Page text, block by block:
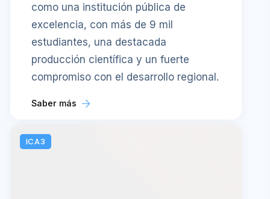
como una institución pública de
excelencia, con más de 9 mil
estudiantes, una destacada
producción científica y un fuerte
compromiso con el desarrollo regional.
Saber más
ICA3